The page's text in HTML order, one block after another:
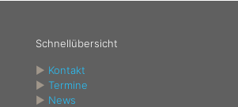
Schnellübersicht
► Kontakt
► Termine
► News